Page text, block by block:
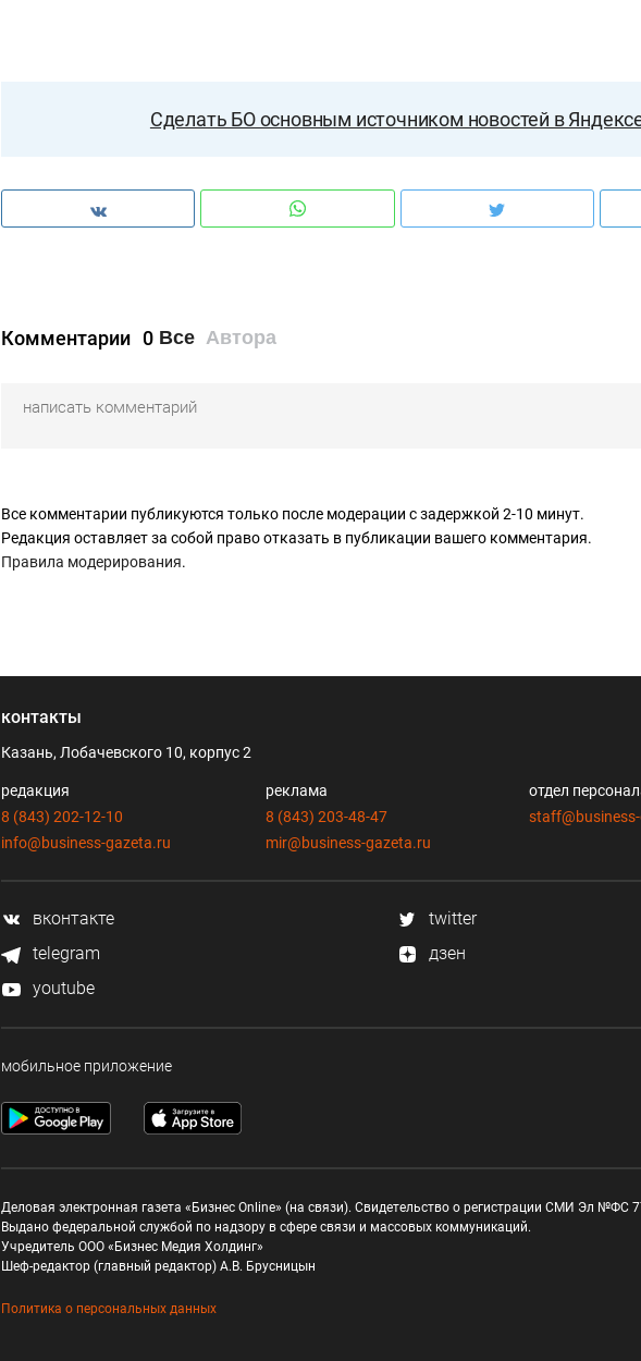
Сделать БО основным источником новостей в
Комментарии 0 Все Автора
Все комментарии публикуются только после модерации с задержкой 2-10 минут.
Редакция оставляет за собой право отказать в публикации вашего комментария.
Правила модерирования.
контакты
Казань, Лобачевского 10, корпус 2
редакция
8 (843) 202-12-10
info@business-gazeta.ru
реклама
8 (843) 203-48-47
mir@business-gazeta.ru
отдел
вконтакте
twitter
telegram
дзен
youtube
мобильное приложение
Деловая электронная газета «Бизнес Online» (на связи). Свидетельство о регистрации СМИ Эл №ФС
Выдано федеральной службой по надзору в сфере связи и массовых коммуникаций.
Учредитель ООО «Бизнес Медия Холдинг»
Шеф-редактор (главный редактор) А.В. Брусницын
Политика о персональных данных